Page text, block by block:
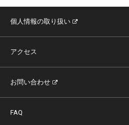
個人情報の取り扱い
アクセス
お問い合わせ
FAQ